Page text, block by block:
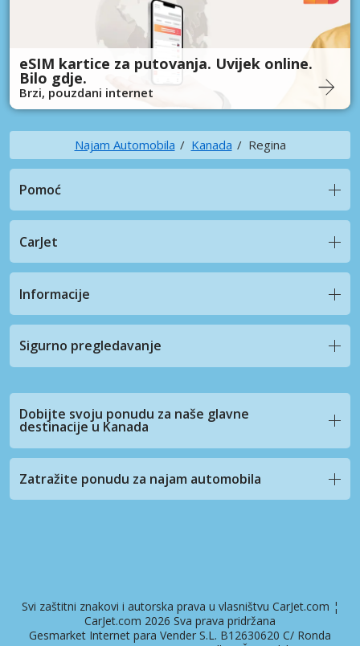
eSIM kartice za putovanja. Uvijek online.
Bilo gdje.
Brzi, pouzdani internet
Najam Automobila Kanada Regina
Pomoć
CarJet
Informacije
Sigurno pregledavanje
Dobijte svoju ponudu za naše glavne
destinacije u Kanada
Zatražite ponudu za najam automobila
Svi zaštitni znakovi i autorska prava u vlasništvu CarJet.com ¦
CarJet.com 2026 Sva prava pridržana
Gesmarket Internet para Vender S.L. B12630620 C/ Ronda